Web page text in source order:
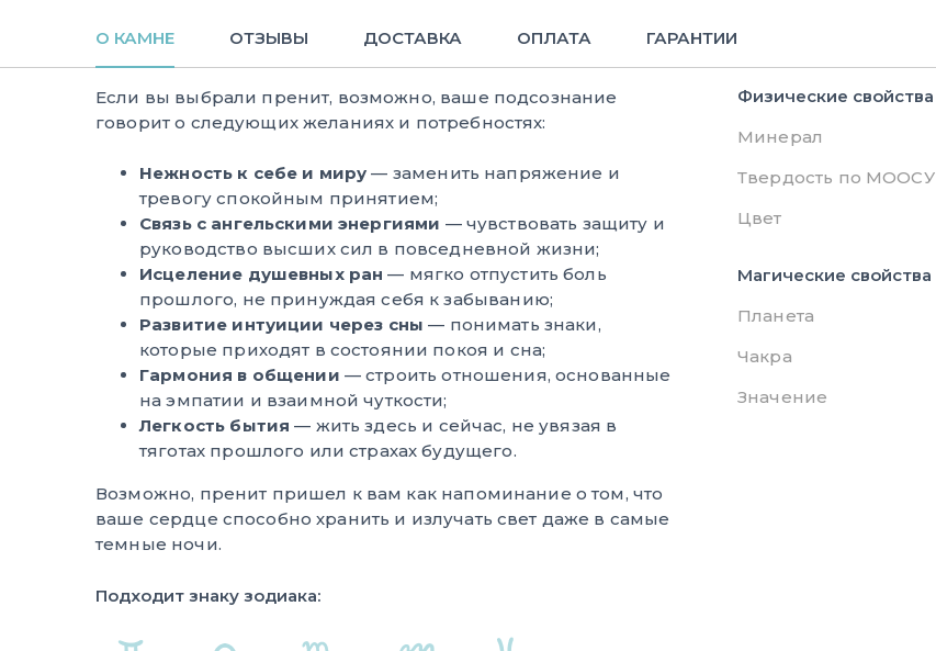
О КАМНЕ ОТЗЫВЫ ДОСТАВКА ОПЛАТА ГАРАНТИИ
Если вы выбрали пренит, возможно, ваше подсознание
говорит о следующих желаниях и потребностях:
Нежность к себе и миру — заменить напряжение и
тревогу спокойным принятием;
Связь с ангельскими энергиями — чувствовать защиту и
руководство высших сил в повседневной жизни;
Исцеление душевных ран — мягко отпустить боль
прошлого, не принуждая себя к забыванию;
Развитие интуиции через сны — понимать знаки,
которые приходят в состоянии покоя и сна;
Гармония в общении — строить отношения, основанные
на эмпатии и взаимной чуткости;
Легкость бытия — жить здесь и сейчас, не увязая в
тяготах прошлого или страхах будущего.
Возможно, пренит пришел к вам как напоминание о том, что
ваше сердце способно хранить и излучать свет даже в самые
темные ночи.
Подходит знаку зодиака:
Физические свойства
Минерал
Твердость по МООСУ
Цвет
Магические свойства
Планета
Чакра
Значение